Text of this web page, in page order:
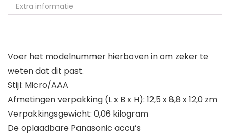
Extra informatie
Voer het modelnummer hierboven in om zeker te
weten dat dit past.
Stijl: Micro/AAA
Afmetingen verpakking (L x B x H): 12,5 x 8,8 x 12,0 zm
Verpakkingsgewicht: 0,06 kilogram
De oplaadbare Panasonic accu’s